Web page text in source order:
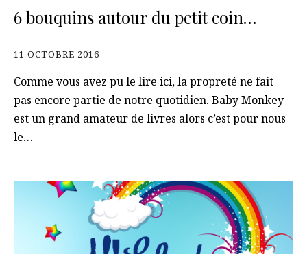
6 bouquins autour du petit coin…
11 OCTOBRE 2016
Comme vous avez pu le lire ici, la propreté ne fait
pas encore partie de notre quotidien. Baby Monkey
est un grand amateur de livres alors c’est pour nous
le…